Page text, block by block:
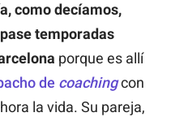
como decíamos,
temporadas
porque es allí
de coachingcon
la vida. Su pareja,